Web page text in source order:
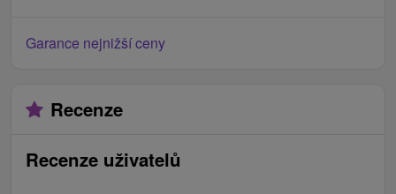
Garance nejnižší ceny
Recenze
Recenze uživatelů